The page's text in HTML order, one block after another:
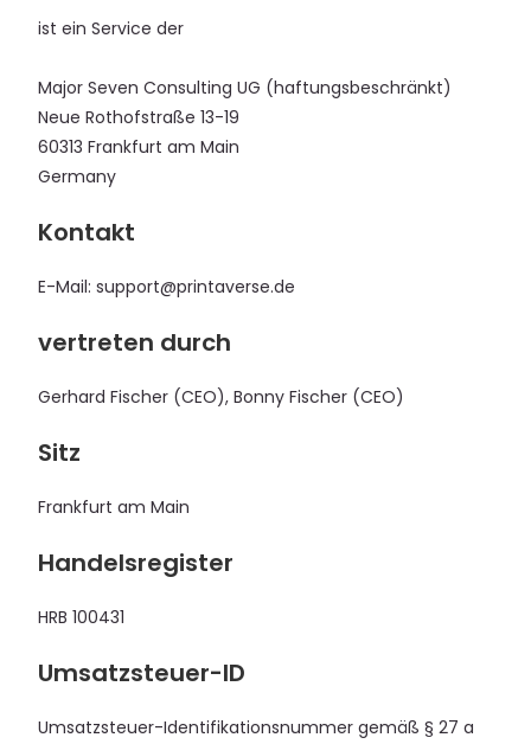
ist ein Service der
Major Seven Consulting UG (haftungsbeschränkt)
Neue Rothofstraße 13-19
60313 Frankfurt am Main
Germany
Kontakt
E-Mail: support@printaverse.de
vertreten durch
Gerhard Fischer (CEO), Bonny Fischer (CEO)
Sitz
Frankfurt am Main
Handelsregister
HRB 100431
Umsatzsteuer-ID
Umsatzsteuer-Identifikationsnummer gemäß § 27 a